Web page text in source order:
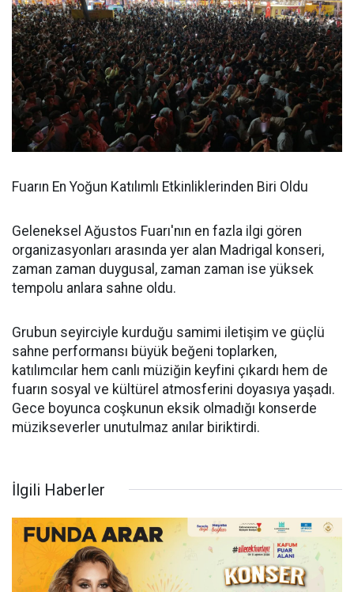
Fuarın En Yoğun Katılımlı Etkinliklerinden Biri Oldu
Geleneksel Ağustos Fuarı'nın en fazla ilgi gören
organizasyonları arasında yer alan Madrigal konseri,
zaman zaman duygusal, zaman zaman ise yüksek
tempolu anlara sahne oldu.
Grubun seyirciyle kurduğu samimi iletişim ve güçlü
sahne performansı büyük beğeni toplarken,
katılımcılar hem canlı müziğin keyfini çıkardı hem de
fuarın sosyal ve kültürel atmosferini doyasıya yaşadı.
Gece boyunca coşkunun eksik olmadığı konserde
müzikseverler unutulmaz anılar biriktirdi.
İlgili Haberler